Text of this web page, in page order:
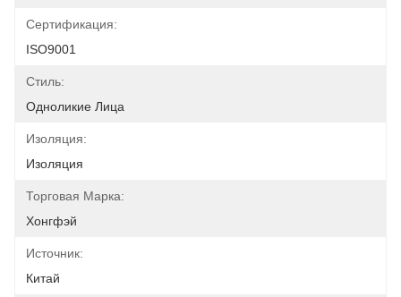
Сертификация:
ISO9001
Стиль:
Одноликие Лица
Изоляция:
Изоляция
Торговая Марка:
Хонгфэй
Источник:
Китай